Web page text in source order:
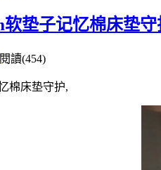
垫子记忆棉床垫守
閱讀(454)
棉床垫守护,